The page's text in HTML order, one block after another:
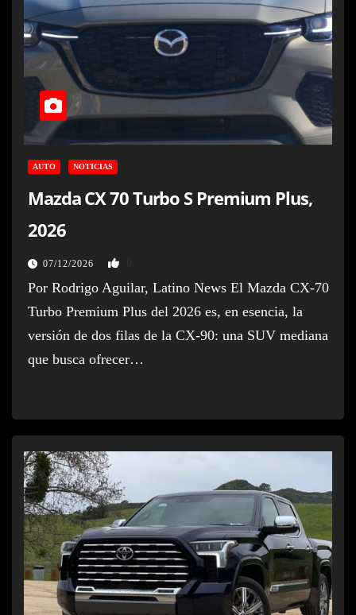
AUTO NOTICIAS
Mazda CX 70 Turbo S Premium Plus,
2026
07/12/2026
Por Rodrigo Aguilar, Latino News El Mazda CX-70
Turbo Premium Plus del 2026 es, en esencia, la
versión de dos filas de la CX-90: una SUV mediana
que busca ofrecer…